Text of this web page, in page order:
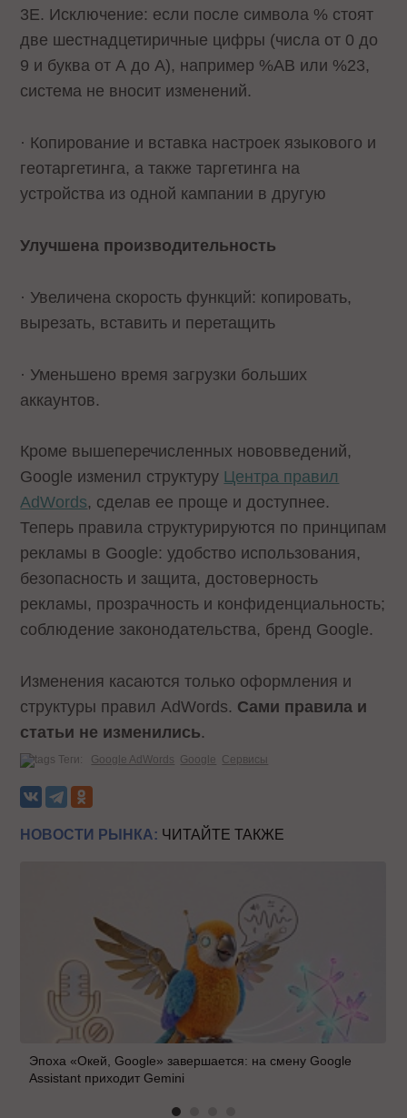
3E. Исключение: если после символа % стоят
две шестнадцетиричные цифры (числа от 0 до
9 и буква от А до А), например %AB или %23,
система не вносит изменений.
· Копирование и вставка настроек языкового и
геотаргетинга, а также таргетинга на
устройства из одной кампании в другую
Улучшена производительность
· Увеличена скорость функций: копировать,
вырезать, вставить и перетащить
· Уменьшено время загрузки больших
аккаунтов.
Кроме вышеперечисленных нововведений,
Google изменил структуру Центра правил
AdWords, сделав ее проще и доступнее.
Теперь правила структурируются по принципам
рекламы в Google: удобство использования,
безопасность и защита, достоверность
рекламы, прозрачность и конфиденциальность;
соблюдение законодательства, бренд Google.
Изменения касаются только оформления и
структуры правил AdWords. Сами правила и
статьи не изменились.
Теги: Google AdWords Google Сервисы
НОВОСТИ РЫНКА: ЧИТАЙТЕ ТАКЖЕ
Эпоха «Окей, Google» завершается: на смену Google
Assistant приходит Gemini